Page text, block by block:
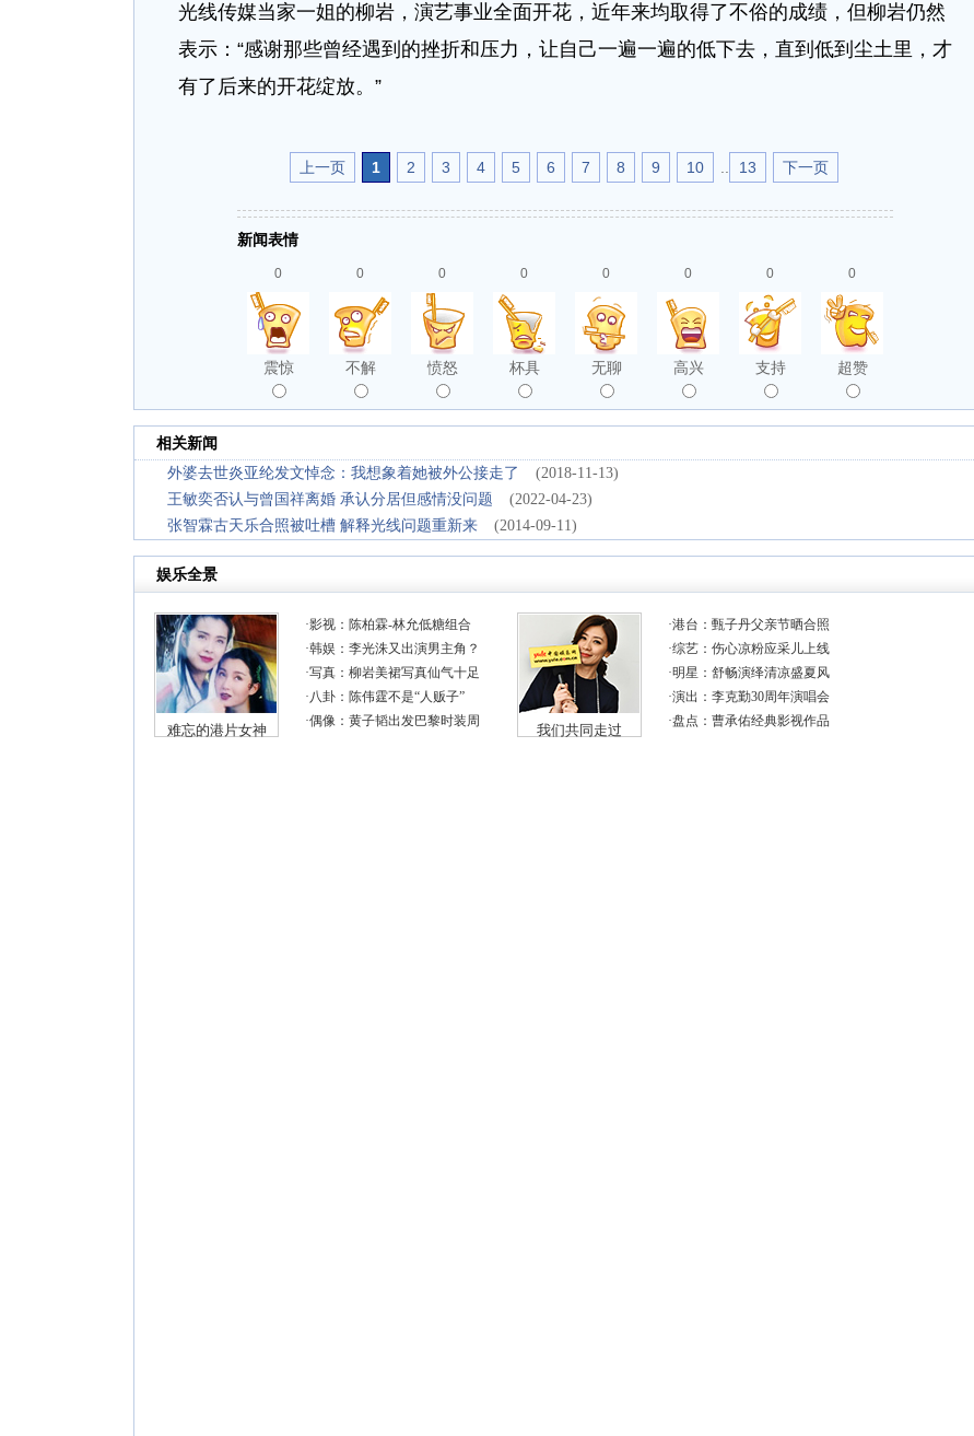
光线传媒当家一姐的柳岩，演艺事业全面开花，近年来均取得了不俗的成绩，但柳岩仍然
表示：“感谢那些曾经遇到的挫折和压力，让自己一遍一遍的低下去，直到低到尘土里，才
有了后来的开花绽放。”
上一页 1 2 3 4 5 6 7 8 9 10 13 下一页
新闻表情
0
震惊
0
不解
0
愤怒
0
杯具
0
无聊
0
高兴
0
支持
0
超赞
相关新闻
外婆去世炎亚纶发文悼念：我想象着她被外公接走了
(2018-11-13)
王敏奕否认与曾国祥离婚 承认分居但感情没问题
(2022-04-23)
张智霖古天乐合照被吐槽 解释光线问题重新来
(2014-09-11)